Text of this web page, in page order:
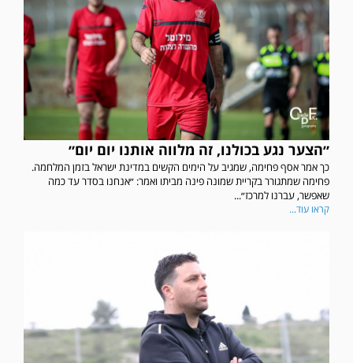
״הצער נגע בכולנו, זה מלווה אותנו יום יום״
כך אמר אסף פחימה, שמגיב על הימים הקשים במדינת ישראל בזמן המלחמה.
פחימה שמתגורר בקריית שמונה פינה מביתו ואמר: ״אנחנו בסדר עד כמה
שאפשר, עברנו למרכז״...
קראו עוד...